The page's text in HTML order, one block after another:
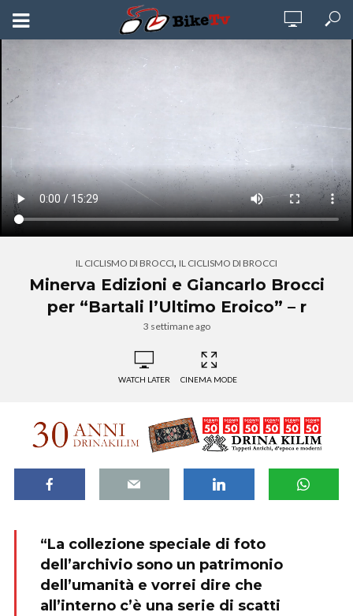
IL CICLISMO DI BROCCI, IL CICLISMO DI BROCCI
Minerva Edizioni e Giancarlo Brocci
per “Bartali l’Ultimo Eroico” – r
3 settimane ago
WATCH LATER CINEMA MODE
“La collezione speciale di foto
dell’archivio sono un patrimonio
dell’umanità e vorrei dire che
all’interno c’è una serie di scatti